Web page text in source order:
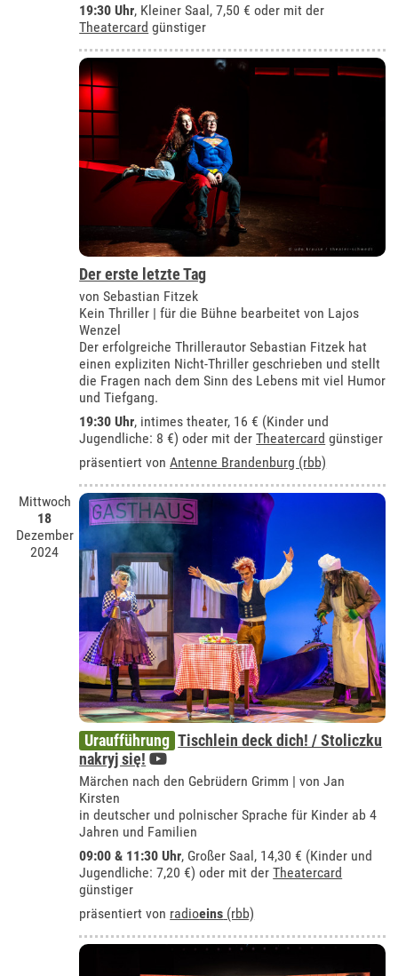
19:30 Uhr, Kleiner Saal, 7,50 € oder mit der
Theatercard günstiger
Der erste letzte Tag
von Sebastian Fitzek
Kein Thriller | für die Bühne bearbeitet von Lajos
Wenzel
Der erfolgreiche Thrillerautor Sebastian Fitzek hat
einen expliziten Nicht-Thriller geschrieben und stellt
die Fragen nach dem Sinn des Lebens mit viel Humor
und Tiefgang.
19:30 Uhr, intimes theater, 16 € (Kinder und
Jugendliche: 8 €) oder mit derTheatercard günstiger
präsentiert vonAntenne Brandenburg (rbb)
Mittwoch
18
Dezember
2024
Uraufführung Tischlein deck dich! / Stoliczku
nakryj się!
Märchen nach den Gebrüdern Grimm | von Jan
Kirsten
in deutscher und polnischer Sprache für Kinder ab 4
Jahren und Familien
09:00 & 11:30 Uhr, Großer Saal, 14,30 € (Kinder und
Jugendliche: 7,20 €) oder mit derTheatercard
günstiger
präsentiert von radioeins (rbb)